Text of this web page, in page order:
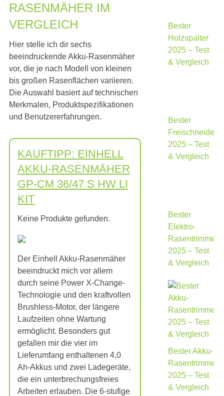
RASENMÄHER IM
VERGLEICH
Hier stelle ich dir sechs
beeindruckende Akku-Rasenmäher
vor, die je nach Modell von kleinen
bis großen Rasenflächen variieren.
Die Auswahl basiert auf technischen
Merkmalen, Produktspezifikationen
und Benutzererfahrungen.
KAUFTIPP: EINHELL
AKKU-RASENMÄHER
GP-CM 36/47 S HW LI
KIT
Keine Produkte gefunden.
Der Einhell Akku-Rasenmäher
beeindruckt mich vor allem
durch seine Power X-Change-
Technologie und den kraftvollen
Brushless-Motor, der längere
Laufzeiten ohne Wartung
ermöglicht. Besonders gut
gefallen mir die vier im
Lieferumfang enthaltenen 4,0
Ah-Akkus und zwei Ladegeräte,
die ein unterbrechungsfreies
Arbeiten erlauben. Die 6-stufige
Bester
Holzspalter
2025 – Test
& Vergleich
Bester
Freischneider
2025 – Test
& Vergleich
Bester
Elektro-
Rasentrimmer
2025 – Test
& Vergleich
Bester Akku-
Rasentrimmer
2025 – Test
& Vergleich